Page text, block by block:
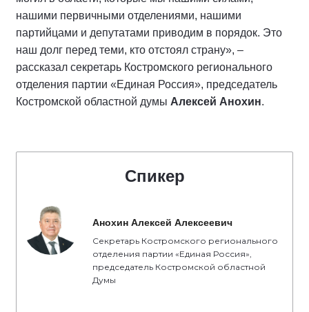
нашими первичными отделениями, нашими
партийцами и депутатами приводим в порядок. Это
наш долг перед теми, кто отстоял страну», –
рассказал секретарь Костромского регионального
отделения партии «Единая Россия», председатель
Костромской областной думы Алексей Анохин.
Спикер
Анохин Алексей Алексеевич
Секретарь Костромского регионального
отделения партии «Единая Россия»,
председатель Костромской областной
Думы